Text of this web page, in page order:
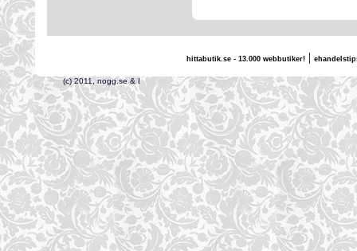
hittabutik.se - 13.000 webbutiker!|
(c) 2011, nogg.se & I